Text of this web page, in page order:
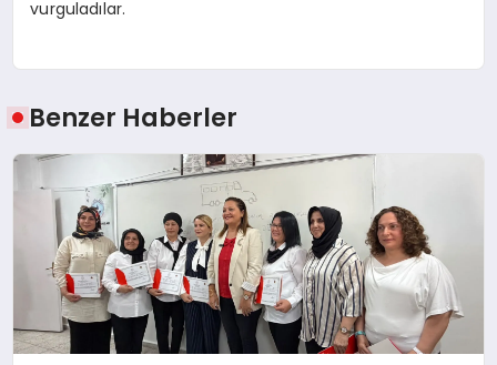
vurguladılar.
Benzer Haberler